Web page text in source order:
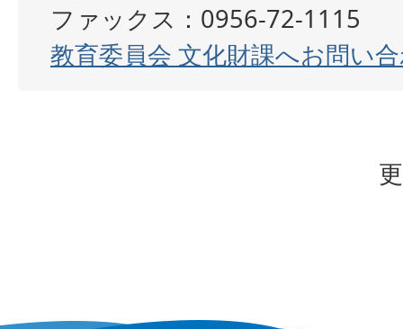
ファックス：0956-72-1115
教育委員会 文化財課へお問い